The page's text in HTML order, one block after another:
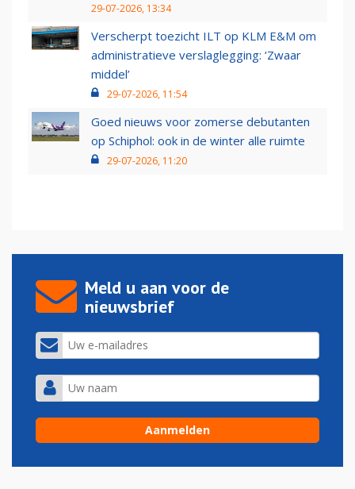
29-07-2026, 13:34
Verscherpt toezicht ILT op KLM E&M om
administratieve verslaglegging: ‘Zwaar
middel’
29-07-2026, 11:54
Goed nieuws voor zomerse debutanten
op Schiphol: ook in de winter alle ruimte
29-07-2026, 11:20
Meld u aan voor de
nieuwsbrief